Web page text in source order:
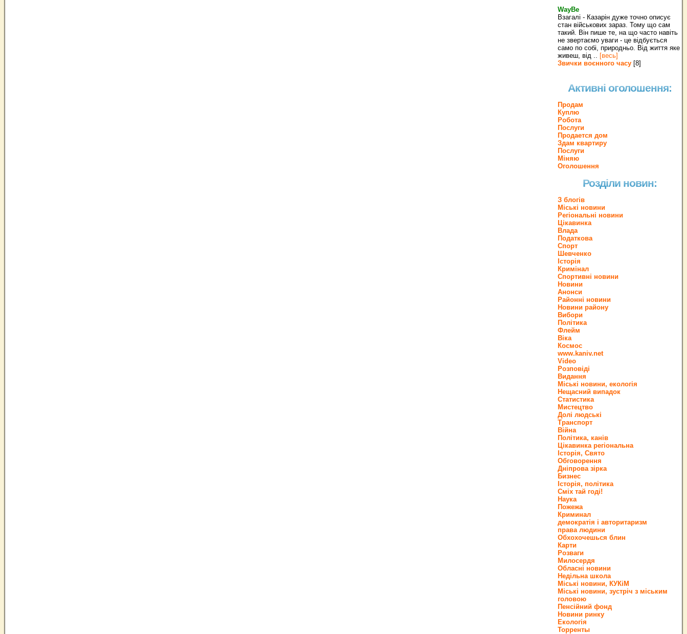
WayBe
Взагалі - Казарін дуже точно описує
стан військових зараз. Тому що сам
такий. Він пише те, на що часто навіть
не звертаємо уваги - це відбується
само по собі, природньо. Від життя яке
живеш, від .. [весь]
Звички воєнного часу [8]
Активні оголошення:
Продам
Куплю
Робота
Послуги
Продается дом
Здам квартиру
Послуги
Міняю
Оголошення
Розділи новин:
З блогів
Міські новини
Регіональні новини
Цікавинка
Влада
Податкова
Спорт
Шевченко
Історія
Кримінал
Спортивні новини
Новини
Анонси
Районні новини
Новини району
Вибори
Політика
Флейм
Віка
Космос
www.kaniv.net
Video
Розповіді
Видання
Міські новини, екологія
Нещасний випадок
Статистика
Мистецтво
Долі людські
Транспорт
Війна
Політика, канів
Цікавинка регіональна
Історія, Свято
Обговорення
Дніпрова зірка
Бизнес
Історія, політика
Сміх тай годі!
Наука
Пожежа
Криминал
демократія і авторитаризм
права людини
Обхохочешься блин
Карти
Розваги
Милосердя
Обласні новини
Недільна школа
Міські новини, КУКіМ
Міські новини, зустріч з міським
головою
Пенсійний фонд
Новини ринку
Екологія
Торренты